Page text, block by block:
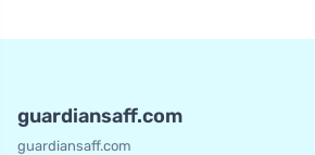
guardiansaff.com
guardiansaff.com